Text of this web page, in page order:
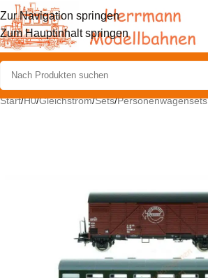
Zur Navigation springen
Zum Hauptinhalt springen
Start/H0/Gleichstrom/Sets/Personenwagensets